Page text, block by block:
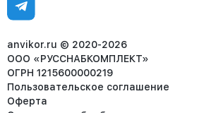
Отдел рекламации:
8 (953) 455-25-61
anvikor.ru © 2020-2026
ООО «РУССНАБКОМПЛЕКТ»
ОГРН 1215600000219
Пользовательское соглашение
Оферта